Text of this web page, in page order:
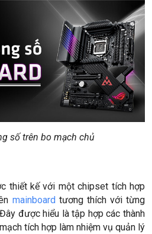
số trên bo mạch chủ
thiết kế với một chipset tích hợp
mainboardtương thích với từng
được hiểu là tập hợp các thành
tích hợp làm nhiệm vụ quản lý